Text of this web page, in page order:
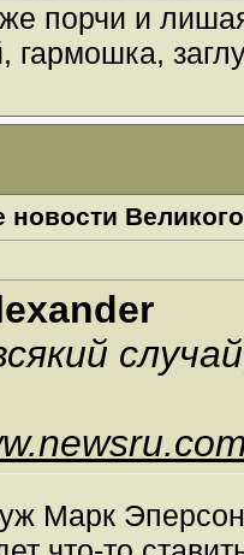
порчи и
гармошка,
новости
Марк